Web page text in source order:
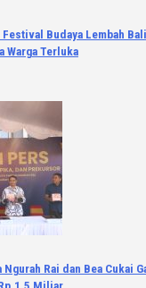
Budaya Lembah
Warga Terluka
Rai dan Bea Cukai